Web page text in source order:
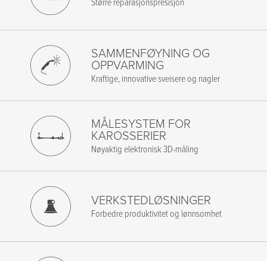
E-post
Firma*
Beskjed
Jeg godtar vilkårene i personvernerklæringen.
SAMMENFØYNING OG
OPPVARMING
Kraftige, innovative sveisere og nagler
MÅLESYSTEM FOR
KAROSSERIER
Nøyaktig elektronisk 3D-måling
VERKSTEDLØSNINGER
Forbedre produktivitet og lønnsomhet